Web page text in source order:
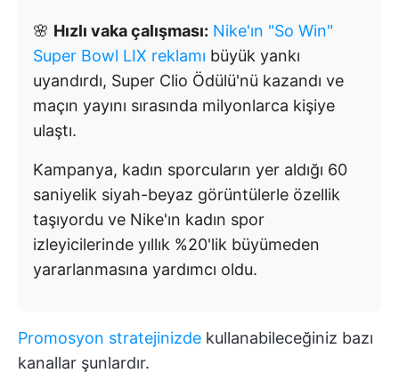
🌸 Hızlı vaka çalışması: Nike'ın "So Win"
Super Bowl LIX reklamı büyük yankı
uyandırdı, Super Clio Ödülü'nü kazandı ve
maçın yayını sırasında milyonlarca kişiye
ulaştı.
Kampanya, kadın sporcuların yer aldığı 60
saniyelik siyah-beyaz görüntülerle özellik
taşıyordu ve Nike'ın kadın spor
izleyicilerinde yıllık %20'lik büyümeden
yararlanmasına yardımcı oldu.
Promosyon stratejinizde kullanabileceğiniz bazı
kanallar şunlardır.